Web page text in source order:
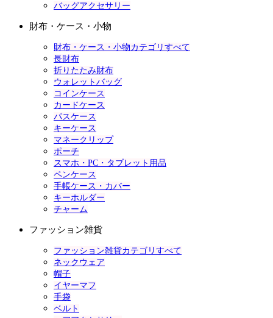
バッグアクセサリー
財布・ケース・小物
財布・ケース・小物カテゴリすべて
長財布
折りたたみ財布
ウォレットバッグ
コインケース
カードケース
パスケース
キーケース
マネークリップ
ポーチ
スマホ・PC・タブレット用品
ペンケース
手帳ケース・カバー
キーホルダー
チャーム
ファッション雑貨
ファッション雑貨カテゴリすべて
ネックウェア
帽子
イヤーマフ
手袋
ベルト